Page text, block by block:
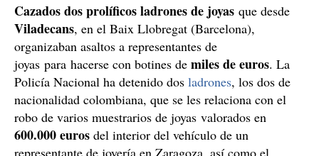
Cazados dos prolíficos ladrones de joyas que desde
Viladecans, en el Baix Llobregat (Barcelona),
organizaban asaltos a representantes de
joyas para hacerse con botines de miles de euros. La
Policía Nacional ha detenido dos ladrones, los dos de
nacionalidad colombiana, que se les relaciona con el
robo de varios muestrarios de joyas valorados en
600.000 euros del interior del vehículo de un
representante de joyería en Zaragoza, así como el